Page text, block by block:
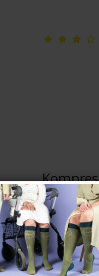
Weiß
SupCare
26-1531
Siehe die